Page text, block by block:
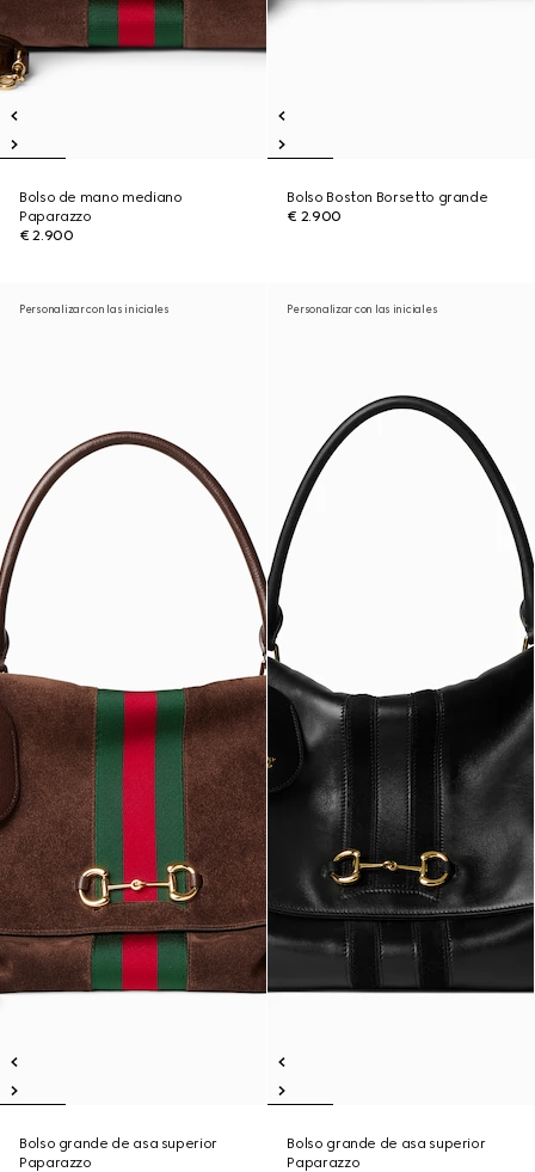
Bolso de mano mediano
Paparazzo
€ 2.900
Bolso Boston Borsetto grande
€ 2.900
Personalizar con las iniciales
Bolso grande de asa superior
Paparazzo
Personalizar con las iniciales
Bolso grande de asa superior
Paparazzo